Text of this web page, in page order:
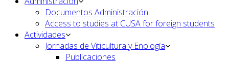
Documentos Administración
Access to studies at CUSA for foreign students
Actividades
Jornadas de Viticultura y Enología
Publicaciones